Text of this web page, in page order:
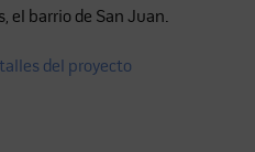
el barrio de San Juan.
del proyecto